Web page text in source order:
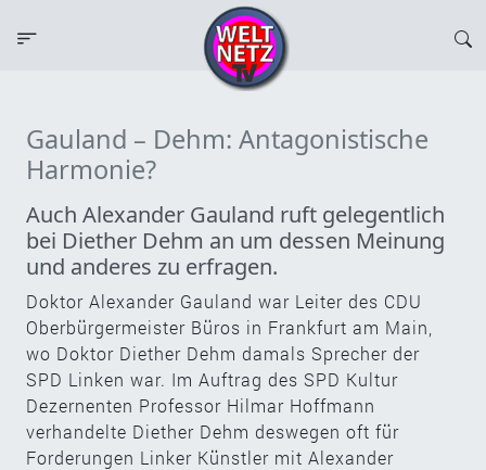
Gauland – Dehm: Antagonistische
Harmonie?
Auch Alexander Gauland ruft gelegentlich
bei Diether Dehm an um dessen Meinung
und anderes zu erfragen.
Doktor Alexander Gauland war Leiter des CDU
Oberbürgermeister Büros in Frankfurt am Main,
wo Doktor Diether Dehm damals Sprecher der
SPD Linken war. Im Auftrag des SPD Kultur
Dezernenten Professor Hilmar Hoffmann
verhandelte Diether Dehm deswegen oft für
Forderungen Linker Künstler mit Alexander